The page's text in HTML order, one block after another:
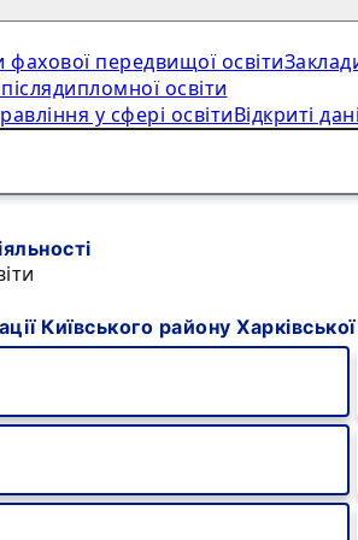
фахової передвищої освіти
освіти
у сфері освітиВідкриті дані
Київського району